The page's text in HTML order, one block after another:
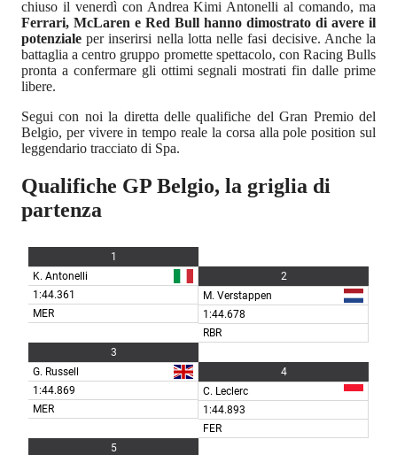
chiuso il venerdì con Andrea Kimi Antonelli al comando, ma
Ferrari, McLaren e Red Bull hanno dimostrato di avere il
potenziale per inserirsi nella lotta nelle fasi decisive. Anche la
battaglia a centro gruppo promette spettacolo, con Racing Bulls
pronta a confermare gli ottimi segnali mostrati fin dalle prime
libere.
Segui con noi la diretta delle qualifiche del Gran Premio del
Belgio, per vivere in tempo reale la corsa alla pole position sul
leggendario tracciato di Spa.
Qualifiche GP Belgio, la griglia di
partenza